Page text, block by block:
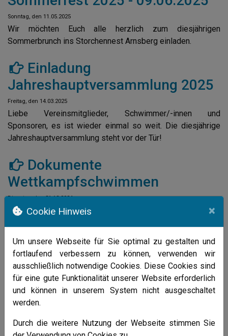
Sonntag, den 11.05.2025
Wir möchten Euch alle herzlich zum diesjährigen
Sommerbrunch ins Storchennest Arnsberg einladen.
Einladung
Jahreshauptversammlung 2025
Freitag, den 14.03.2025
Liebe Vereinsmitglieder, Schwimmer/-innen und
Sponsoren, es ist wieder einmal so weit. Die diesjährige
Jahreshauptversammlung steht vor der Tür!
Dokumente
Wettkampfschwimmen
Dienstag, den 31.12.2024
Liebe WettkampfschwimmerInnen
Berlinfahrt 2025
Sonntag, den 29.12.2024
Hallo Zusammen Vom 04 bis 06 April geht es in 2025 nach
Berlin.
Schnadegang 2024
Samstag, den 31.08.2024
Der Schnadegang ist eine jahrhundertealte, in Westfalen
Cookie Hinweis ×
Um unsere Webseite für Sie optimal zu gestalten und
fortlaufend verbessern zu können, verwenden wir
ausschließlich notwendige Cookies. Diese Cookies sind
für eine gute Funktionalität unserer Website erforderlich
und können in unserem System nicht ausgeschaltet
werden.
Durch die weitere Nutzung der Webseite stimmen Sie